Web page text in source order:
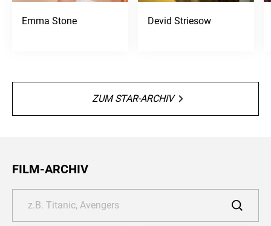
Emma Stone Devid Striesow
ZUM STAR-ARCHIV
FILM-ARCHIV